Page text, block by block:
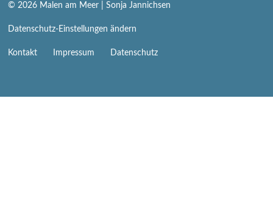
© 2026 Malen am Meer | Sonja Jannichsen
Datenschutz-Einstellungen ändern
Navigation
Kontakt Impressum Datenschutz